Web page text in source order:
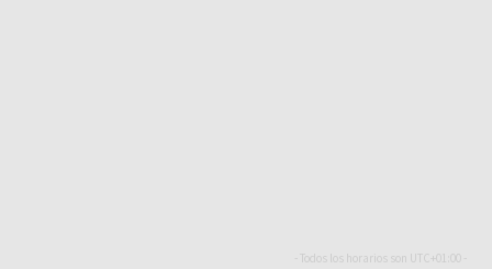
- Todos los horarios son UTC+01:00